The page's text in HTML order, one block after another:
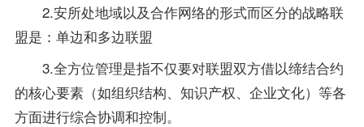
2.安所处地域以及合作网络的形式而区分的战略联
盟是：单边和多边联盟
3.全方位管理是指不仅要对联盟双方借以缔结合约
的核心要素（如组织结构、知识产权、企业文化）等各
方面进行综合协调和控制。